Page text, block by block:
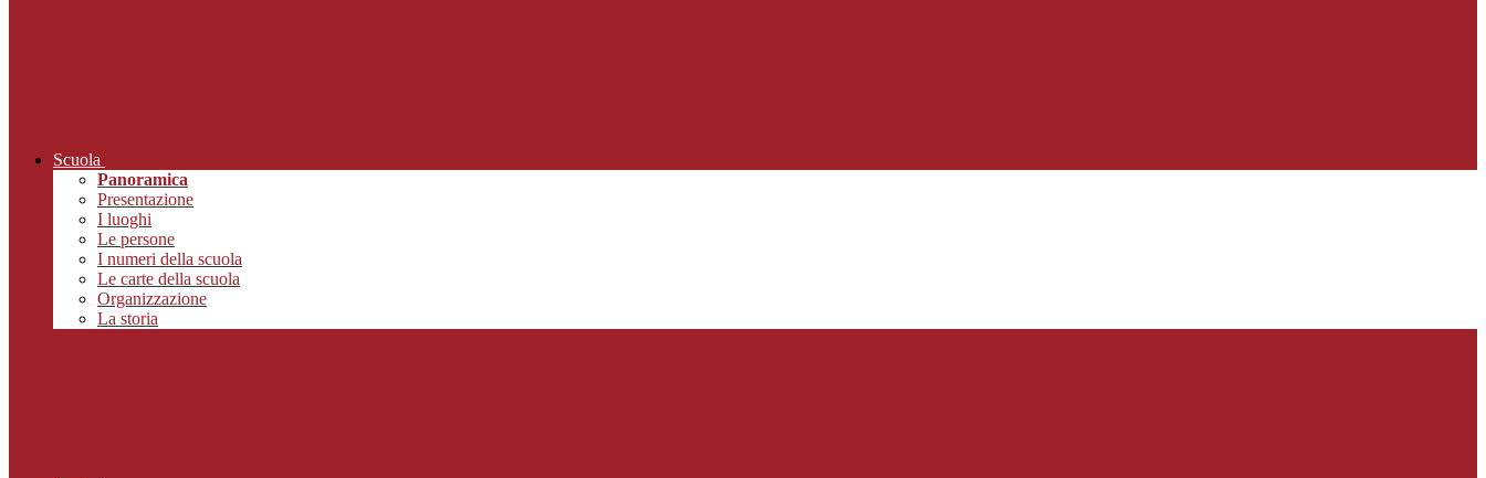
Scuola
Panoramica
Presentazione
I luoghi
Le persone
I numeri della scuola
Le carte della scuola
Organizzazione
La storia